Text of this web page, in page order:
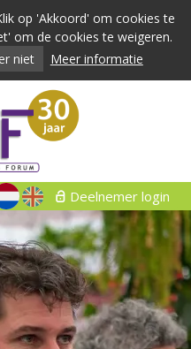
op 'Akkoord' om cookies te
om de cookies te weigeren.
niet Meer informatie
Deelnemer login